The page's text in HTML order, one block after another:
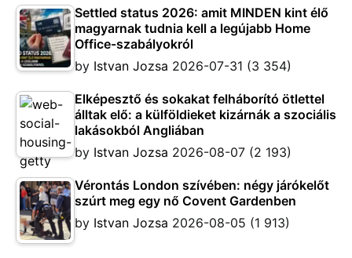
Settled status 2026: amit MINDEN kint élő
magyarnak tudnia kell a legújabb Home
Office-szabályokról
by Istvan Jozsa 2026-07-31 (3 354)
Elképesztő és sokakat felháborító ötlettel
álltak elő: a külföldieket kizárnák a szociális
lakásokból Angliában
by Istvan Jozsa 2026-08-07 (2 193)
Vérontás London szívében: négy járókelőt
szúrt meg egy nő Covent Gardenben
by Istvan Jozsa 2026-08-05 (1 913)